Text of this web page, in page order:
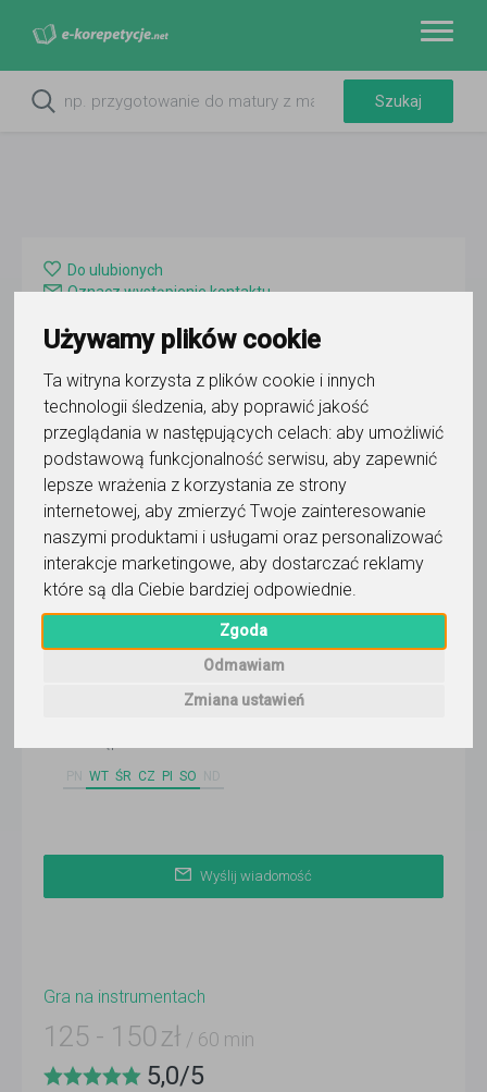
Używamy plików cookie
Ta witryna korzysta z plików cookie i innych
technologii śledzenia, aby poprawić jakość
przeglądania w następujących celach: aby umożliwić
podstawową funkcjonalność serwisu, aby zapewnić
lepsze wrażenia z korzystania ze strony
internetowej, aby zmierzyć Twoje zainteresowanie
naszymi produktami i usługami oraz personalizować
interakcje marketingowe, aby dostarczać reklamy
które są dla Ciebie bardziej odpowiednie.
Zgoda
Odmawiam
Zmiana ustawień
Do ulubionych
Oznacz wystąpienie kontaktu
Michał Chadam
Wyślij wiadomość
Ostatnia aktywność:
ponad miesiąc temu
Pokaż
WT ŚR CZ PI SO
Wyślij wiadomość
Gra na instrumentach
125 - 150 zł / 60 min
5,0/5